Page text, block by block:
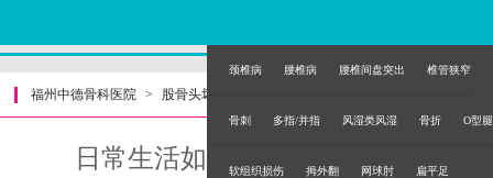
颈椎病 腰椎病 腰椎间盘突出 椎管狭窄
骨刺 多指/并指 风湿类风湿 骨折 O型腿
软组织损伤 拇外翻 网球肘 扁平足
福州中德骨科医院 > 股骨头坏死
日常生活如何预防股骨头坏死